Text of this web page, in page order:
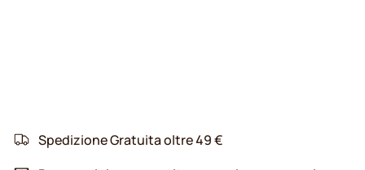
Spedizione Gratuita oltre 49 €